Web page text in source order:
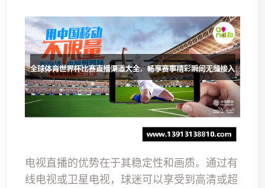
电视直播的优势在于其稳定性和画质。通过有
线电视或卫星电视，球迷可以享受到高清或超